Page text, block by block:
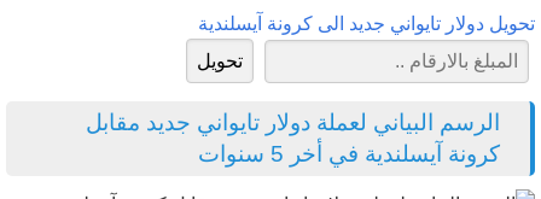
تحويل دولار تايواني جديد الى كرونة آيسلندية
الرسم البياني لعملة دولار تايواني جديد مقابل
كرونة آيسلندية في أخر 5 سنوات